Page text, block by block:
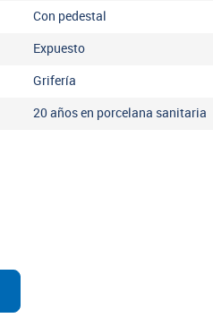
Con pedestal
Expuesto
Grifería
20 años en porcelana sanitaria